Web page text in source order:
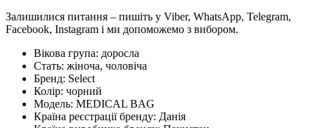
Залишилися питання – пишіть у Viber, WhatsApp, Telegram,
Facebook, Instagram і ми допоможемо з вибором.
Вікова група: доросла
Стать: жіноча, чоловіча
Бренд: Select
Колір: чорний
Модель: MEDICAL BAG
Країна реєстрації бренду: Данія